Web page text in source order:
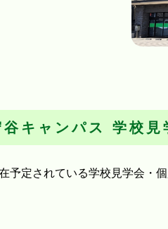
谷キャンパス 学校見
予定されている学校見学会・